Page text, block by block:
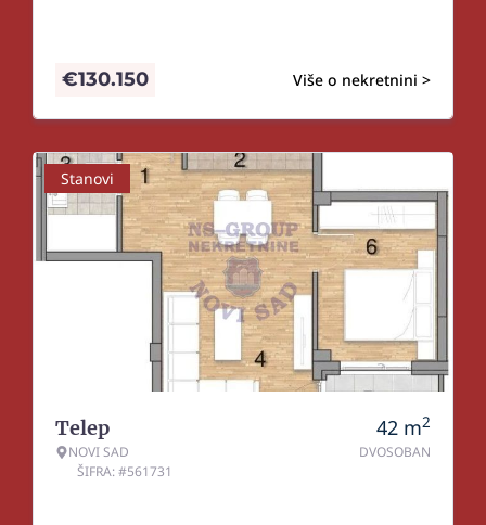
Više o nekretnini >
€130.150
Stanovi
Telep
NOVI SAD
ŠIFRA: #561731
42 m2
DVOSOBAN